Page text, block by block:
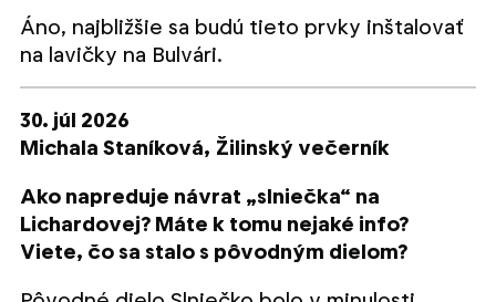
Áno, najbližšie sa budú tieto prvky inštalovať
na lavičky na Bulvári.
30. júl 2026
Michala Staníková, Žilinský večerník
Ako napreduje návrat „slniečka“ na
Lichardovej? Máte k tomu nejaké info?
Viete, čo sa stalo s pôvodným dielom?